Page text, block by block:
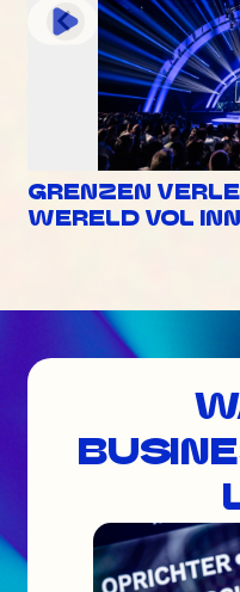
GRENZEN
WERELD VOL